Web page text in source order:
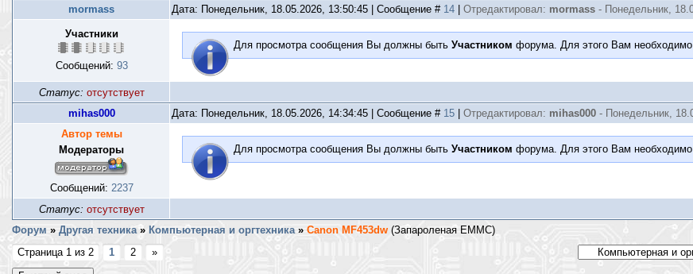
mormass
Дата: Понедельник, 18.05.2026, 13:50:45 | Сообщение # 14 Отредактировал: mormass - Понедельник,
Участники
Сообщений: 93
Для просмотра сообщения Вы должны быть Участником форума. Для этого Вам необходимо
Статус: отсутствует
mihas000
Дата: Понедельник, 18.05.2026, 14:34:45 | Сообщение # 15 Отредактировал: mihas000 - Понедельник,
Автор темы
Модераторы
Сообщений: 2237
Для просмотра сообщения Вы должны быть Участником форума. Для этого Вам необходимо
Статус: отсутствует
Форум » Другая техника » Компьютерная и оргтехника » Canon MF453dw (Запароленая EMMC)
Страница 1 из 2 1 2
»